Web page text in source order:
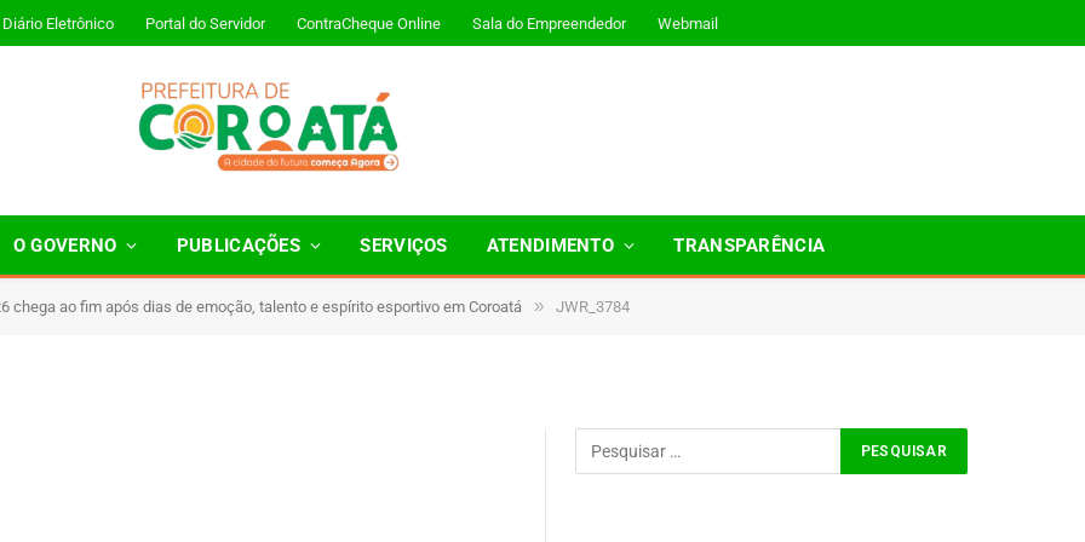
Diário Eletrônico Portal do Servidor ContraCheque Online Sala do Empreendedor Webmail
O GOVERNO PUBLICAÇÕES SERVIÇOS ATENDIMENTO TRANSPARÊNCIA
chega ao fim após dias de emoção, talento e espírito esportivo em Coroatá » JWR_3784